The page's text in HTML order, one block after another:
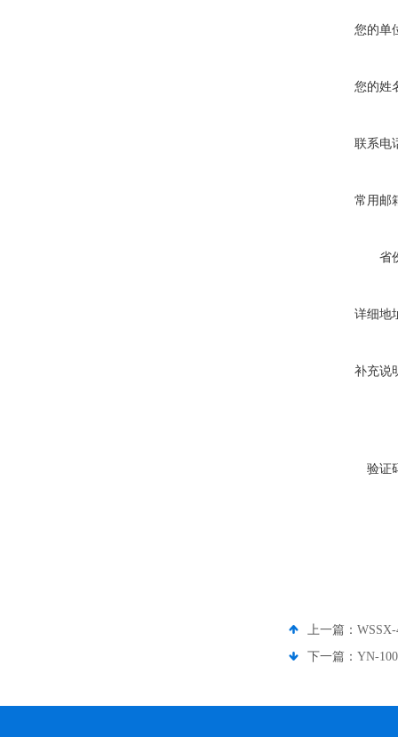
您的单
您的姓
联系电
常用邮
省
详细地
补充说
验证
上一篇：
下一篇： YN-